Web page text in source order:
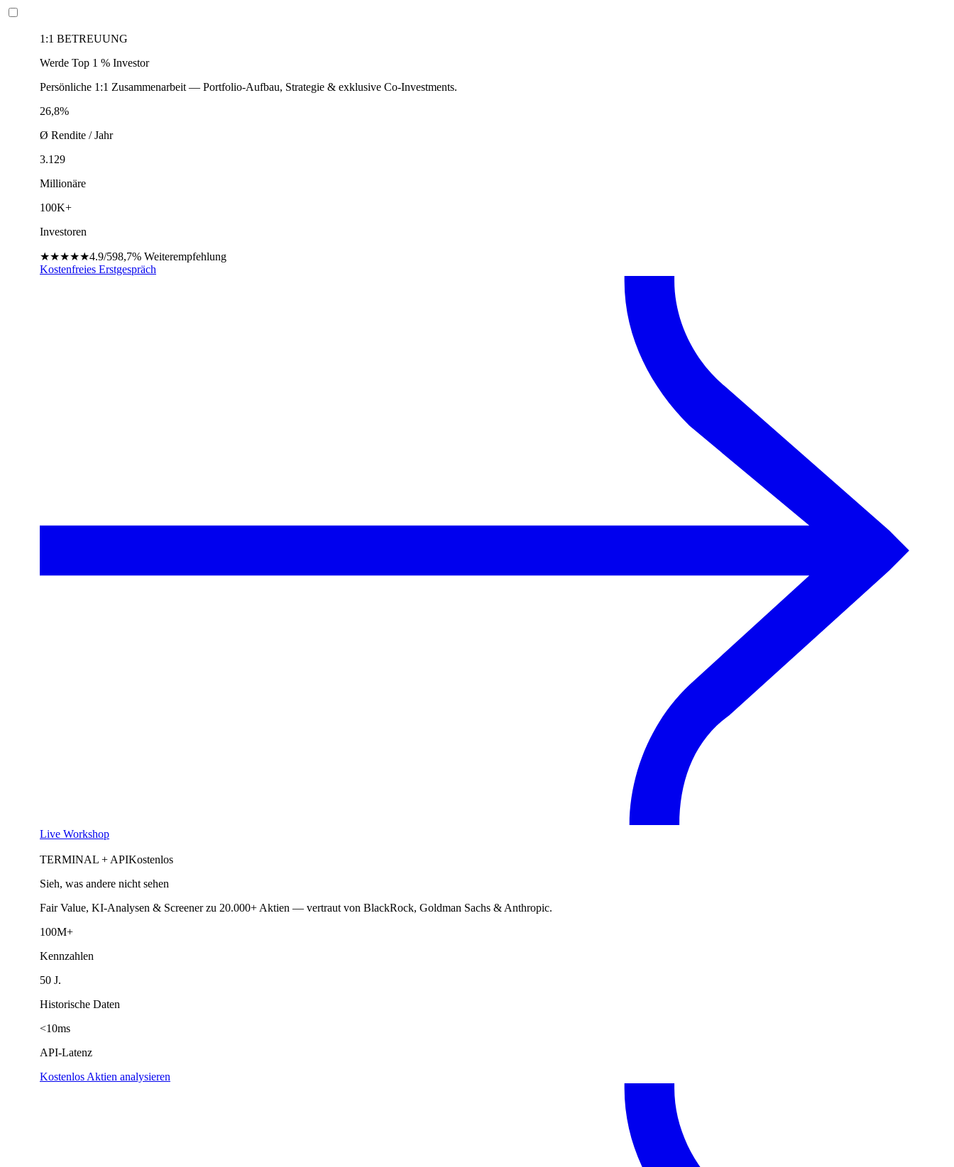
1:1 BETREUUNG
Werde Top 1 % Investor
Persönliche 1:1 Zusammenarbeit — Portfolio-Aufbau, Strategie & exklusive Co-Investments.
26,8%
Ø Rendite / Jahr
3.129
Millionäre
100K+
Investoren
★★★★★4.9/598,7% Weiterempfehlung
Kostenfreies Erstgespräch
Live Workshop
TERMINAL + APIKostenlos
Sieh, was andere nicht sehen
Fair Value, KI-Analysen & Screener zu 20.000+ Aktien — vertraut von BlackRock, Goldman Sachs & Anthropic.
100M+
Kennzahlen
50 J.
Historische Daten
<10ms
API-Latenz
Kostenlos Aktien analysieren